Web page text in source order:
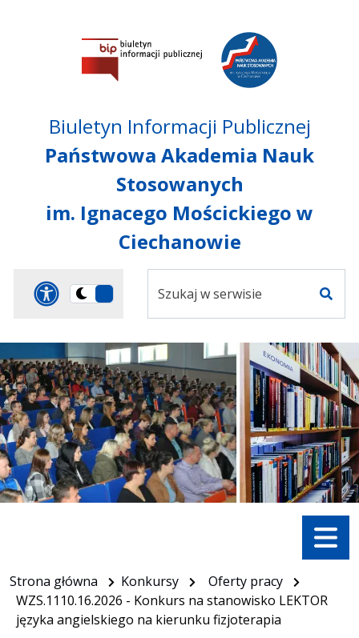
głównego menu
Przejdź do treści
Przejdź do mapy
serwisu
Biuletyn Informacji Publicznej
Państwowa Akademia Nauk
Stosowanych
im. Ignacego Mościckiego w
Ciechanowie
Panel dostosowania
Przełącz
ciemną
serwisie
Menu
Strona główna Konkursy
Oferty pracy
WZS.1110.16.2026 - Konkurs na stanowisko LEKTOR
języka angielskiego na kierunku fizjoterapia